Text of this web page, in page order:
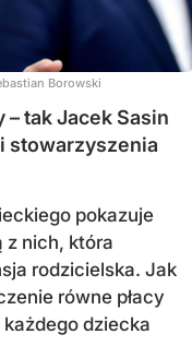
Borowski
tak Jacek Sasin
stowarzyszenia
pokazuje
z nich, która
rodzicielska. Jak
równe płacy
dziecka